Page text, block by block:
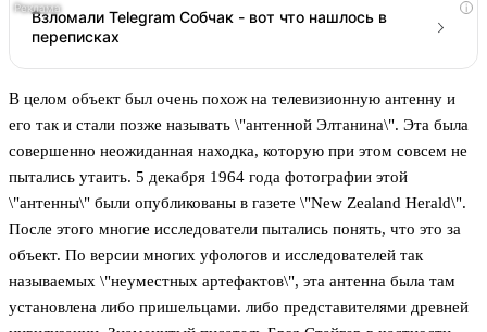
i
Взломали Telegram Собчак - вот что нашлось в
переписках
В целом объект был очень похож на телевизионную антенну и
его так и стали позже называть \"антенной Элтанина\". Эта была
совершенно неожиданная находка, которую при этом совсем не
пытались утаить. 5 декабря 1964 года фотографии этой
\"антенны\" были опубликованы в газете \"New Zealand Herald\".
После этого многие исследователи пытались понять, что это за
объект. По версии многих уфологов и исследователей так
называемых \"неуместных артефактов\", эта антенна была там
установлена либо пришельцами. либо представителями древней